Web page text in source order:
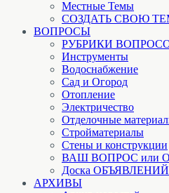
Местные Темы
СОЗДАТЬ СВОЮ
ВОПРОСЫ
РУБРИКИ
Инструменты
Водоснабжение
Сад и Огород
Отопление
Электричество
Отделочные
Стройматериалы
Стены и конструкции
ВАШ ВОПРОС или
Доска ОБЪЯВЛЕНИЙ
АРХИВЫ